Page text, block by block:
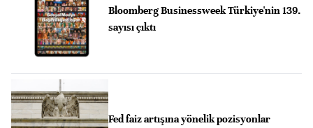
Bloomberg Businessweek Türkiye'nin 139.
sayısı çıktı
Fed faiz artışına yönelik pozisyonlar